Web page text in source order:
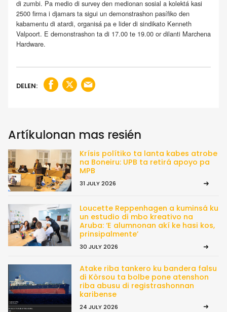
di zumbi. Pa medio di survey den medionan sosial a kolektá kasi
2500 firma i djamars ta sigui un demonstrashon pasífiko den
kabamentu di atardi, organisá pa e lider di sindikato Kenneth
Valpoort. E demonstrashon ta di 17.00 te 19.00 or dilanti Marchena
Hardware.
DELEN:
Artíkulonan mas resién
Krísis polítiko ta lanta kabes atrobe
na Boneiru: UPB ta retirá apoyo pa
MPB
31 JULY 2026
Loucette Reppenhagen a kuminsá ku
un estudio di mbo kreativo na
Aruba: ‘E alumnonan akí ke hasi kos,
prinsipalmente’
30 JULY 2026
Atake riba tankero ku bandera falsu
di Kòrsou ta bolbe pone atenshon
riba abusu di registrashonnan
karibense
24 JULY 2026